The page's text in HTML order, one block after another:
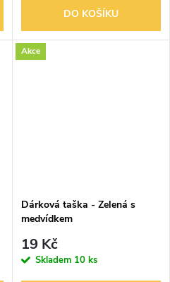
DO KOŠÍKU
Akce
Dárková taška - Zelená s
medvídkem
19 Kč
Skladem 10 ks